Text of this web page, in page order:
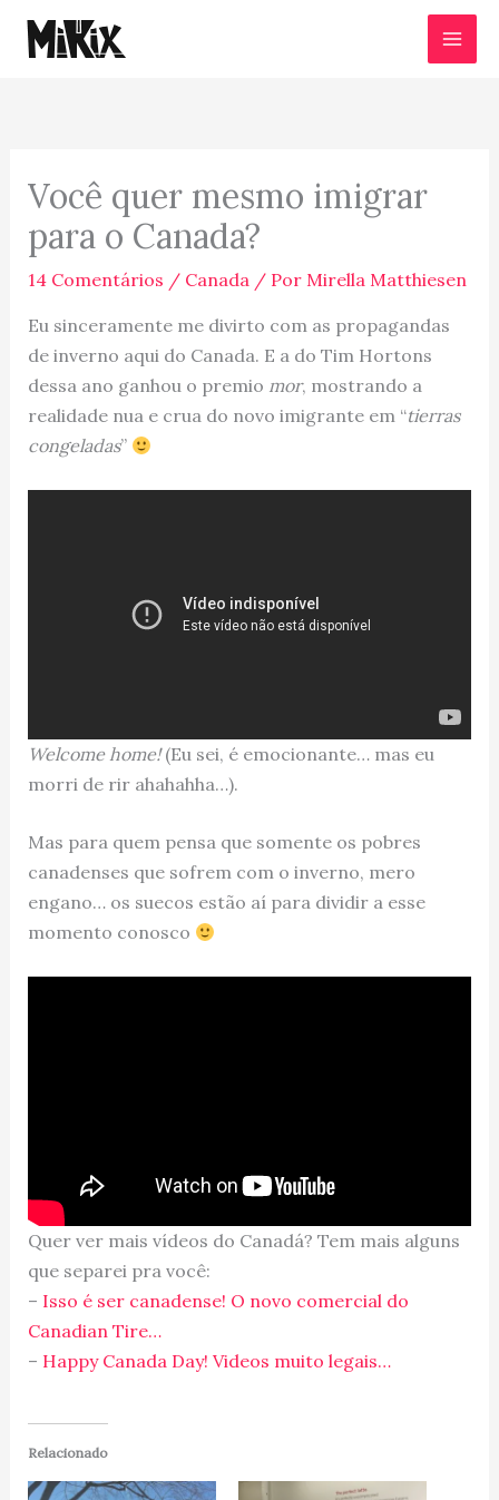
para
Você quer mesmo imigrar
para o Canada?
14 Comentários / Canada/ Por Mirella Matthiesen
Eu sinceramente me divirto com as propagandas
de inverno aqui do Canada. E a do Tim Hortons
dessa ano ganhou o premio mor, mostrando a
realidade nua e crua do novo imigrante em “tierras
congeladas”
Welcome home!(Eu sei, é emocionante… mas eu
morri de rir ahahahha…).
Mas para quem pensa que somente os pobres
canadenses que sofrem com o inverno, mero
engano… os suecos estão aí para dividir a esse
momento conosco
Quer ver mais vídeos do Canadá? Tem mais alguns
que separei pra você:
– Isso é ser canadense! O novo comercial do
Canadian Tire…
– Happy Canada Day! Videos muito legais…
Relacionado